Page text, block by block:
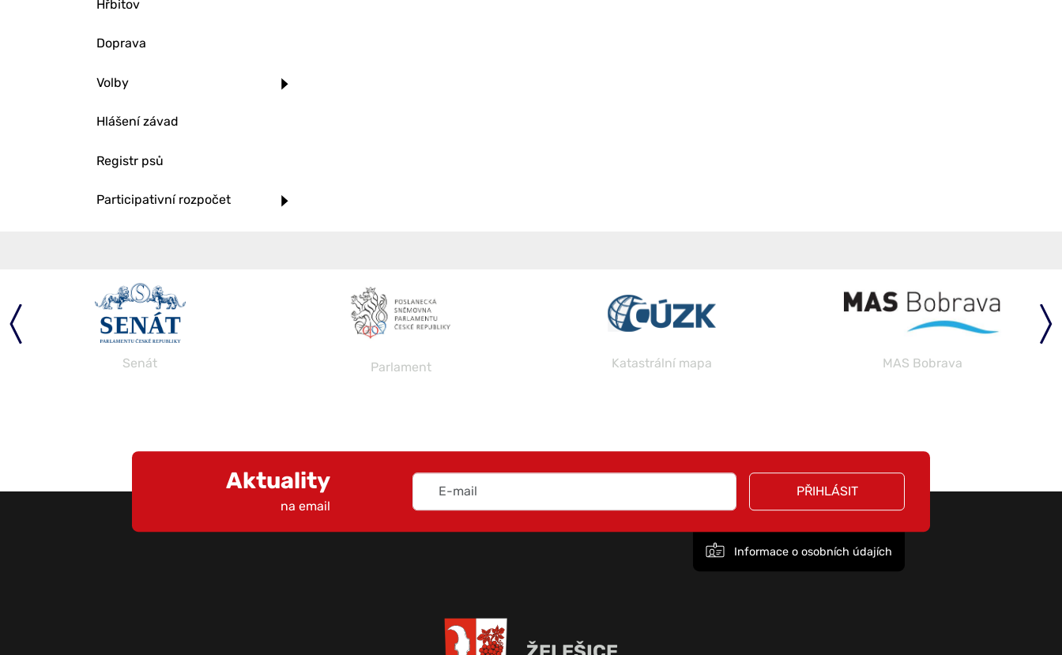
Hřbitov
Doprava
Volby
Hlášení závad
Registr psů
Participativní rozpočet
Senát Parlament Katastrální mapa MAS Bobrava
Aktuality
na email
PŘIHLÁSIT
Informace o osobních údajích